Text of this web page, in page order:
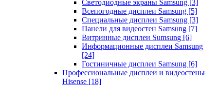
Светодиодные экраны Samsung [3]
Всепогодные дисплеи Samsung [5]
Специальные дисплеи Samsung [3]
Панели для видеостен Samsung [7]
Витринные дисплеи Sumsung [6]
Информационные дисплеи Samsung
[24]
Гостиничные дисплеи Samsung [6]
Профессиональные дисплеи и видеостены
Hisense [18]